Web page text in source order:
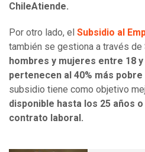
ChileAtiende.
Por otro lado, el Subsidio al
también se gestiona a través
hombres y mujeres entre 18 y
pertenecen al 40% más
subsidio tiene como objetivo
disponible hasta los 25 años
contrato laboral.